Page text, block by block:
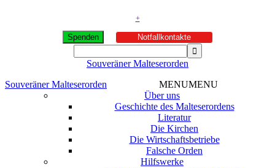
+
Spenden Notfallkontakte
Souveräner Malteserorden
Souveräner Malteserorden
MENUMENU
Über uns
Geschichte des Malteserordens
Literatur
Die Kirchen
Die Wirtschaftsbetriebe
Falsche Orden
Hilfswerke